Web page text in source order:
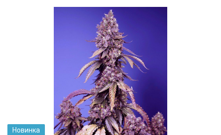
Новинка